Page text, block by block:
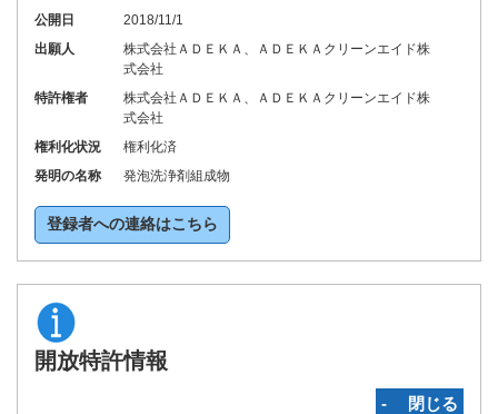
公開日
2018/11/1
出願人
株式会社ＡＤＥＫＡ、ＡＤＥＫＡクリーンエイド株
式会社
特許権者
株式会社ＡＤＥＫＡ、ＡＤＥＫＡクリーンエイド株
式会社
権利化状況
権利化済
発明の名称
発泡洗浄剤組成物
登録者への連絡はこちら
開放特許情報
‐ 閉じる